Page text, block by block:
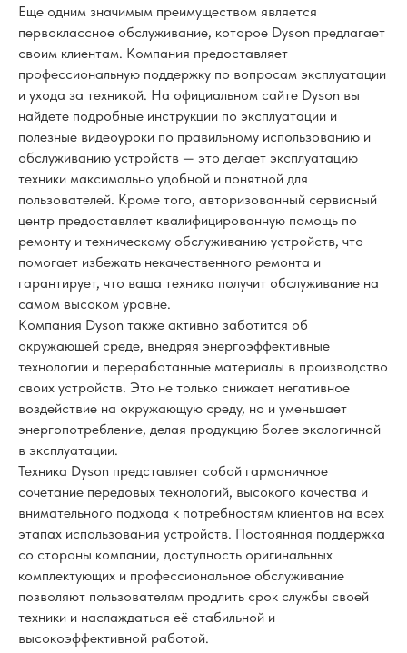
Еще одним значимым преимуществом является
первоклассное обслуживание, которое Dyson предлагает
своим клиентам. Компания предоставляет
профессиональную поддержку по вопросам эксплуатации
и ухода за техникой. На официальном сайте Dyson вы
найдете подробные инструкции по эксплуатации и
полезные видеоуроки по правильному использованию и
обслуживанию устройств — это делает эксплуатацию
техники максимально удобной и понятной для
пользователей. Кроме того, авторизованный сервисный
центр предоставляет квалифицированную помощь по
ремонту и техническому обслуживанию устройств, что
помогает избежать некачественного ремонта и
гарантирует, что ваша техника получит обслуживание на
самом высоком уровне.
Компания Dyson также активно заботится об
окружающей среде, внедряя энергоэффективные
технологии и переработанные материалы в производство
своих устройств. Это не только снижает негативное
воздействие на окружающую среду, но и уменьшает
энергопотребление, делая продукцию более экологичной
в эксплуатации.
Техника Dyson представляет собой гармоничное
сочетание передовых технологий, высокого качества и
внимательного подхода к потребностям клиентов на всех
этапах использования устройств. Постоянная поддержка
со стороны компании, доступность оригинальных
комплектующих и профессиональное обслуживание
позволяют пользователям продлить срок службы своей
техники и наслаждаться её стабильной и
высокоэффективной работой.